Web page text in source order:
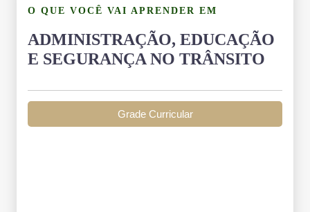
O QUE VOCÊ VAI APRENDER EM
ADMINISTRAÇÃO, EDUCAÇÃO
E SEGURANÇA NO TRÂNSITO
Grade Curricular